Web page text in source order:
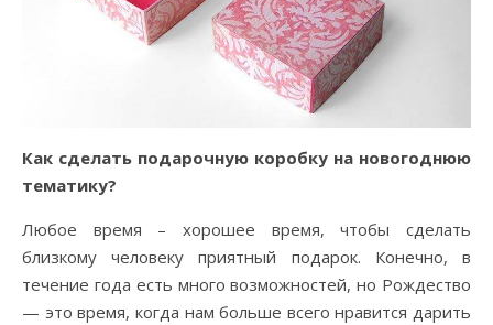
Как сделать подарочную коробку на новогоднюю
тематику?
Любое время – хорошее время, чтобы сделать
близкому человеку приятный подарок. Конечно, в
течение года есть много возможностей, но Рождество
— это время, когда нам больше всего нравится дарить